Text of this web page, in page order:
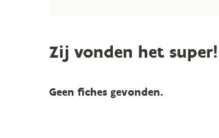
Zij vonden het super!
Geen fiches gevonden.